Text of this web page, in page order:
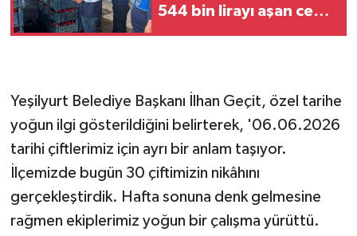
544 bin lirayı aşan ceza
Yeşilyurt Belediye Başkanı İlhan Geçit, özel tarihe
yoğun ilgi gösterildiğini belirterek, '06.06.2026
tarihi çiftlerimiz için ayrı bir anlam taşıyor.
İlçemizde bugün 30 çiftimizin nikâhını
gerçekleştirdik. Hafta sonuna denk gelmesine
rağmen ekiplerimiz yoğun bir çalışma yürüttü.